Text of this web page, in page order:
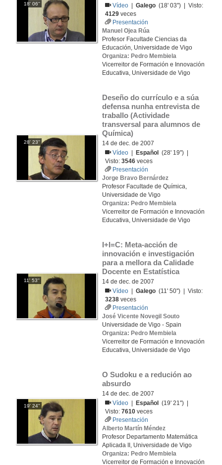
18' 06''
Vídeo
|Galego (18' 03'') | Visto:
4129 veces
Presentación
Manuel Ojea Rúa
Profesor Facultade Ciencias da
Educación, Universidade de Vigo
Organiza: Pedro Membiela
Vicerreitor de Formación e Innovación
Educativa, Universidade de Vigo
28' 23''
Deseño do currículo e a súa
defensa nunha entrevista de
traballo (Actividade
transversal para alumnos de
Química)
14 de dec. de 2007
Vídeo
Español
(28' 19'') |
Visto:3546 veces
Presentación
Jorge Bravo Bernárdez
Profesor Facultade de Química,
Universidade de Vigo
Organiza: Pedro Membiela
Vicerreitor de Formación e Innovación
Educativa, Universidade de Vigo
11' 53''
I+I=C: Meta-acción de
innovación e investigación
para a mellora da Calidade
Docente en Estatística
14 de dec. de 2007
Vídeo
|Galego (11' 50'') | Visto:
3238 veces
Presentación
José Vicente Novegil Souto
Universidade de Vigo - Spain
Organiza: Pedro Membiela
Vicerreitor de Formación e Innovación
Educativa, Universidade de Vigo
19' 24''
O Sudoku e a redución ao
absurdo
14 de dec. de 2007
Vídeo
Español
(19' 21'') |
Visto:7610 veces
Presentación
Alberto Martín Méndez
Profesor Departamento Matemática
Aplicada II, Universidade de Vigo
Organiza: Pedro Membiela
Vicerreitor de Formación e Innovación